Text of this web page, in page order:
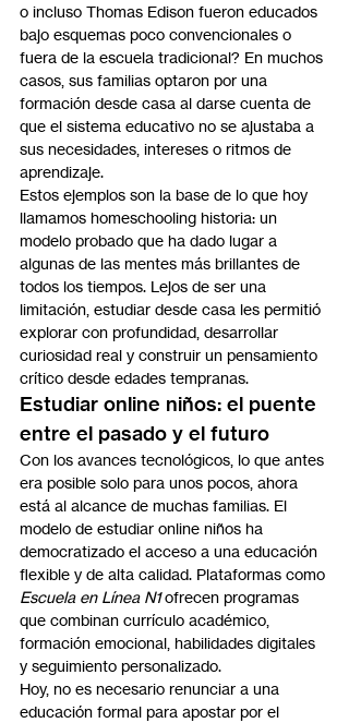
o incluso Thomas Edison fueron educados
bajo esquemas poco convencionales o
fuera de la escuela tradicional? En muchos
casos, sus familias optaron por una
formación desde casa al darse cuenta de
que el sistema educativo no se ajustaba a
sus necesidades, intereses o ritmos de
aprendizaje.
Estos ejemplos son la base de lo que hoy
llamamos homeschooling historia: un
modelo probado que ha dado lugar a
algunas de las mentes más brillantes de
todos los tiempos. Lejos de ser una
limitación, estudiar desde casa les permitió
explorar con profundidad, desarrollar
curiosidad real y construir un pensamiento
crítico desde edades tempranas.
Estudiar online niños: el puente
entre el pasado y el futuro
Con los avances tecnológicos, lo que antes
era posible solo para unos pocos, ahora
está al alcance de muchas familias. El
modelo de estudiar online niños ha
democratizado el acceso a una educación
flexible y de alta calidad. Plataformas como
Escuela en Línea N1 ofrecen programas
que combinan currículo académico,
formación emocional, habilidades digitales
y seguimiento personalizado.
Hoy, no es necesario renunciar a una
educación formal para apostar por el